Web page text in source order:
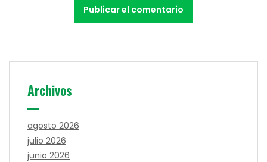
Archivos
agosto 2026
julio 2026
junio 2026